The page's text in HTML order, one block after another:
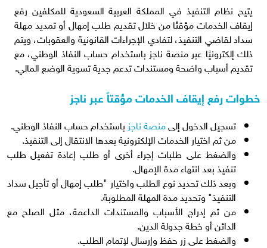
يتيح نظام التنفيذ في المملكة العربية السعودية للمكلفين رفع
إيقاف الخدمات مؤقتًا من خلال تقديم طلب إمهال أو تمديد مهلة
سداد لقاضي التنفيذ، لتفادي الإجراءات القانونية والعقوبات، ويتم
ذلك إلكترونيًا عبر منصة ناجز باستخدام حساب النفاذ الوطني، مع
تقديم أسباب واضحة ومستندات تدعم جدية تسوية الوضع المالي.
خطوات رفع إيقاف الخدمات مؤقتاً عبر ناجز
تسجيل الدخول إلىمنصة ناجز باستخدام حساب النفاذ الوطني.
من ثم اختيار الخدمات الإلكترونية بعدها الانتقال إلى التنفيذ.
والضغط على طلبات إجراء أخرى أو طلب إعادة تفعيل طلب
تنفيذ بعد انتهاء مدة الإمهال.
وبعد ذلك تحديد نوع الطلب واختيار "طلب إمهال أو تأجيل سداد
التنفيذ" وتحديد مدة المهلة المطلوبة.
من ثم إدراج الأسباب والمستندات الداعمة، مثل الصلح مع
الدائن أو خطة جدولة الدين.
والضغط على زر حفظ وإرسال لإتمام الطلب.